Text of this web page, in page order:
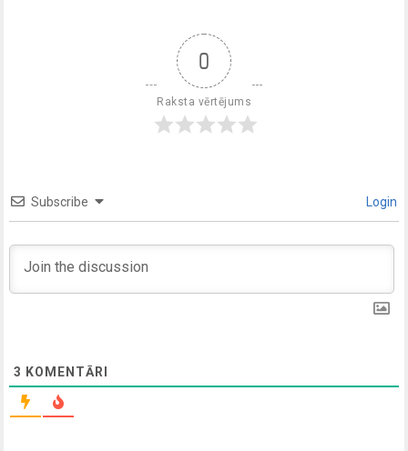
0
Raksta vērtējums
Subscribe Login
3 KOMENTĀRI